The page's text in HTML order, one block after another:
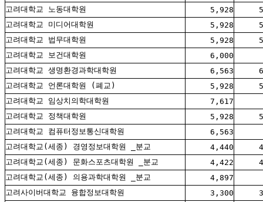
고려대학교 노동대학원
5,928
고려대학교 미디어대학원
5,928
고려대학교 법무대학원
5,928
고려대학교 보건대학원
6,000
고려대학교 생명환경과학대학원
6,563
고려대학교 언론대학원 (폐교)
5,928
고려대학교 임상치의학대학원
7,617
고려대학교 정책대학원
5,928
고려대학교 컴퓨터정보통신대학원
6,563
고려대학교(세종) 경영정보대학원 _분교
4,440
고려대학교(세종) 문화스포츠대학원 _분교
4,422
고려대학교(세종) 의용과학대학원 _분교
4,897
고려사이버대학교 융합정보대학원
3,300